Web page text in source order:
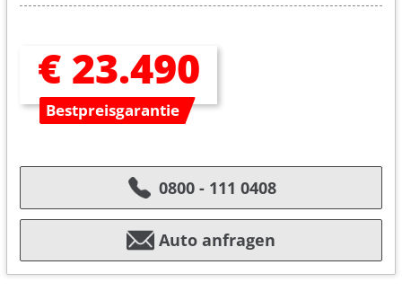
€ 23.490
Bestpreisgarantie
0800 - 111 0408
Auto anfragen